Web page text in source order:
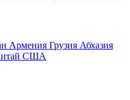
Армения Грузия Абхазия
США